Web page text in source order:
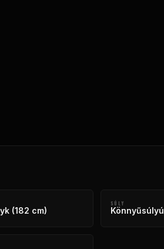
(182 cm)
SÚLY
Könnyűsúlyú